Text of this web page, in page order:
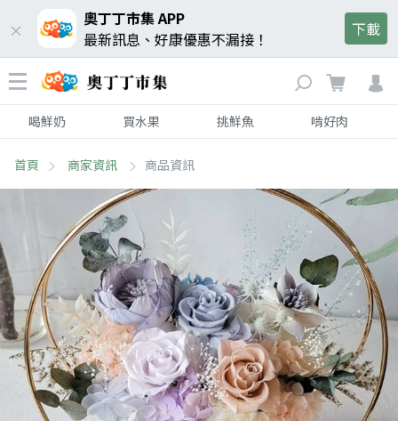
奧丁丁市集 APP
最新訊息、好康優惠不漏接！
下載
喝鮮奶 買水果 挑鮮魚 啃好肉
首頁 商家資訊 商品資訊